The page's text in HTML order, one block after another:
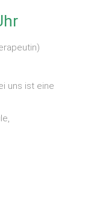
uns ist eine